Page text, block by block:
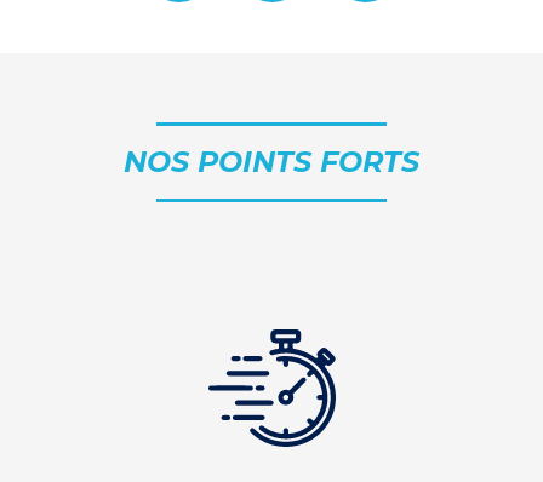
NOS POINTS FORTS